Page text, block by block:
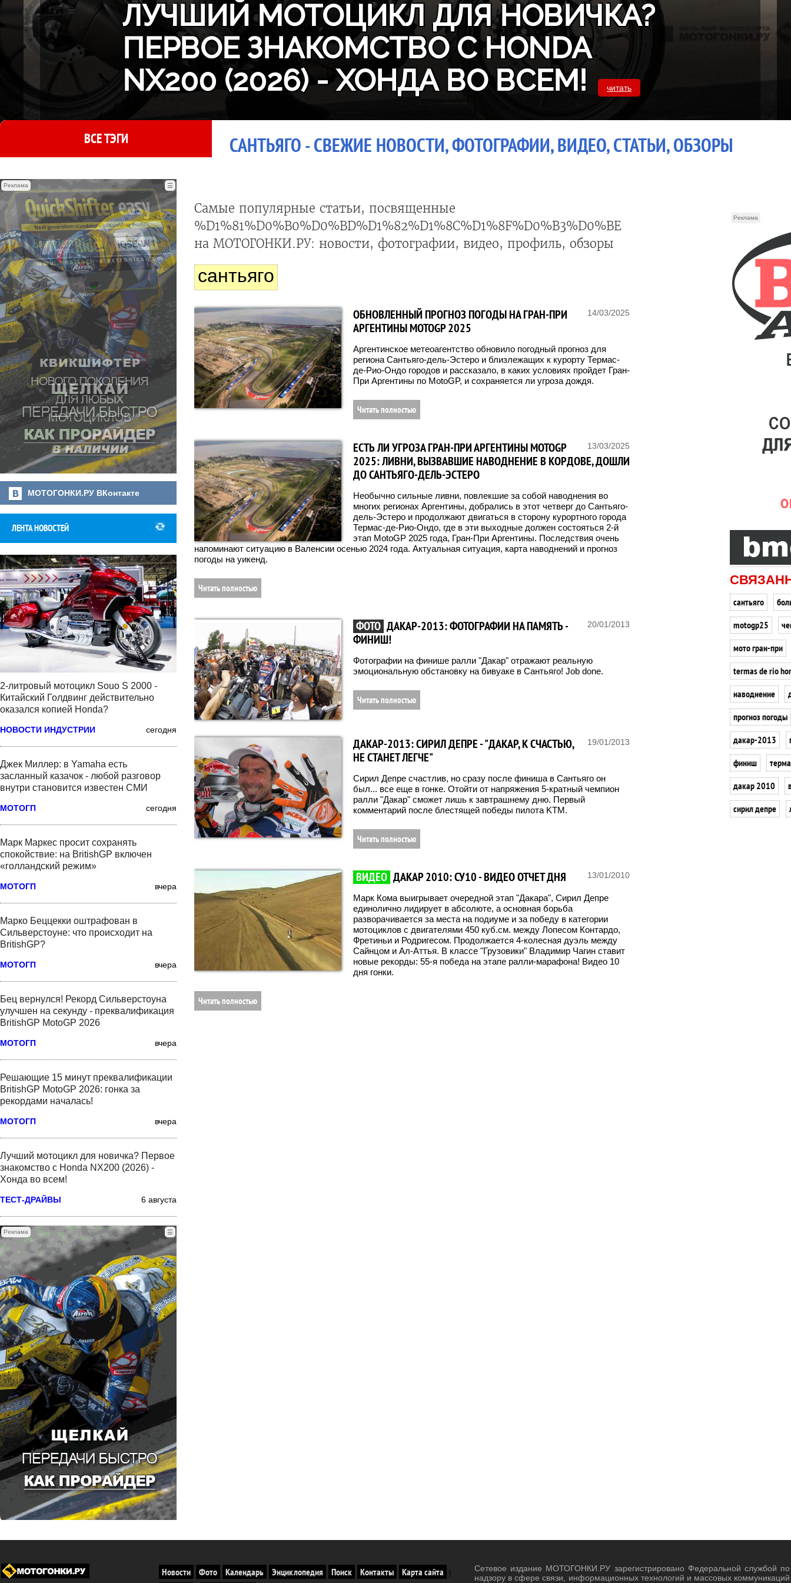
ЛУЧШИЙ МОТОЦИКЛ ДЛЯ НОВИЧКА?
ПЕРВОЕ ЗНАКОМСТВО С HONDA
NX200 (2026) - ХОНДА ВО ВСЕМ!
читать
ВСЕ ТЭГИ САНТЬЯГО - СВЕЖИЕ НОВОСТИ, ФОТОГРАФИИ, ВИДЕО, СТАТЬИ, ОБЗОРЫ
Реклама ☰
МОТОГОНКИ.РУ ВКонтакте
ЛЕНТА НОВОСТЕЙ
2-литровый мотоцикл Souo S 2000 -
Китайский Голдвинг действительно
оказался копией Honda?
НОВОСТИ ИНДУСТРИИ сегодня
Джек Миллер: в Yamaha есть
засланный казачок - любой разговор
внутри становится известен СМИ
МОТОГП сегодня
Марк Маркес просит сохранять
спокойствие: на BritishGP включен
«голландский режим»
МОТОГП вчера
Марко Беццекки оштрафован в
Сильверстоуне: что происходит на
BritishGP?
МОТОГП вчера
Бец вернулся! Рекорд Сильверстоуна
улучшен на секунду - преквалификация
BritishGP MotoGP 2026
МОТОГП вчера
Решающие 15 минут преквалификации
BritishGP MotoGP 2026: гонка за
рекордами началась!
МОТОГП вчера
Лучший мотоцикл для новичка? Первое
знакомство с Honda NX200 (2026) -
Хонда во всем!
ТЕСТ-ДРАЙВЫ 6 августа
Реклама ☰
Самые популярные статьи, посвященные
%D1%81%D0%B0%D0%BD%D1%82%D1%8C%D1%8F%D0%B3%D0%BE
на МОТОГОНКИ.РУ: новости, фотографии, видео, профиль, обзоры
сантьяго
14/03/2025
ОБНОВЛЕННЫЙ ПРОГНОЗ ПОГОДЫ НА ГРАН-ПРИ
АРГЕНТИНЫ MOTOGP 2025
Аргентинское метеоагентство обновило погодный прогноз для
региона Сантьяго-дель-Эстеро и близлежащих к курорту Термас-
де-Рио-Ондо городов и рассказало, в каких условиях пройдет Гран-
При Аргентины по MotoGP, и сохраняется ли угроза дождя.
Читать полностью
13/03/2025
ЕСТЬ ЛИ УГРОЗА ГРАН-ПРИ АРГЕНТИНЫ MOTOGP
2025: ЛИВНИ, ВЫЗВАВШИЕ НАВОДНЕНИЕ В КОРДОВЕ, ДОШЛИ
ДО САНТЬЯГО-ДЕЛЬ-ЭСТЕРО
Необычно сильные ливни, повлекшие за собой наводнения во
многих регионах Аргентины, добрались в этот четверг до Сантьяго-
дель-Эстеро и продолжают двигаться в сторону курортного города
Термас-де-Рио-Ондо, где в эти выходные должен состояться 2-й
этап MotoGP 2025 года, Гран-При Аргентины. Последствия очень
напоминают ситуацию в Валенсии осенью 2024 года. Актуальная ситуация, карта наводнений и прогноз
погоды на уикенд.
Читать полностью
ФОТО 20/01/2013
ДАКАР-2013: ФОТОГРАФИИ НА ПАМЯТЬ -
ФИНИШ!
Фотографии на финише ралли "Дакар" отражают реальную
эмоциональную обстановку на бивуаке в Сантьяго! Job done.
Читать полностью
19/01/2013
ДАКАР-2013: СИРИЛ ДЕПРЕ - "ДАКАР, К СЧАСТЬЮ,
НЕ СТАНЕТ ЛЕГЧЕ"
Сирил Депре счастлив, но сразу после финиша в Сантьяго он
был... все еще в гонке. Отойти от напряжения 5-кратный чемпион
ралли "Дакар" сможет лишь к завтрашнему дню. Первый
комментарий после блестящей победы пилота KTM.
Читать полностью
ВИДЕО 13/01/2010
ДАКАР 2010: СУ10 - ВИДЕО ОТЧЕТ ДНЯ
Марк Кома выигрывает очередной этап "Дакара", Сирил Депре
единолично лидирует в абсолюте, а основная борьба
разворачивается за места на подиуме и за победу в категории
мотоциклов с двигателями 450 куб.см. между Лопесом Контардо,
Фретиньи и Родригесом. Продолжается 4-колесная дуэль между
Сайнцом и Ал-Аттья. В классе "Грузовики" Владимир Чагин ставит
новые рекорды: 55-я победа на этапе ралли-марафона! Видео 10
дня гонки.
Читать полностью
Реклама
сантьяго
motogp25
мото гран-при
termas de rio
наводнение
прогноз погоды
дакар-2013
финиш
дакар 2010
сирил депре
Новости Фото Календарь Энциклопедия Поиск Контакты Карта сайта |
Сетевое издание МОТОГОНКИ.РУ зарегистрировано Федеральной службой по
надзору в сфере связи, информационных технологий и массовых коммуникаций